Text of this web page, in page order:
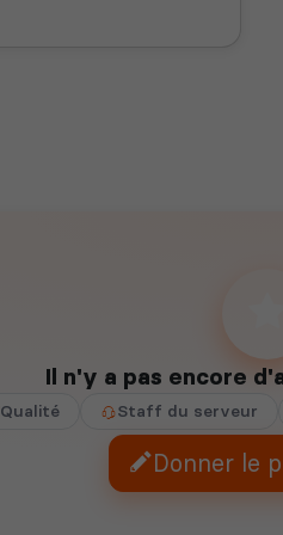
Il n'y a pas encore
Qualité Staff du serveur
Donner le